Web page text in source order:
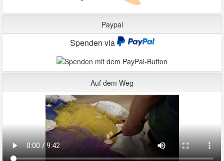
Paypal
Spenden via
Auf dem Weg